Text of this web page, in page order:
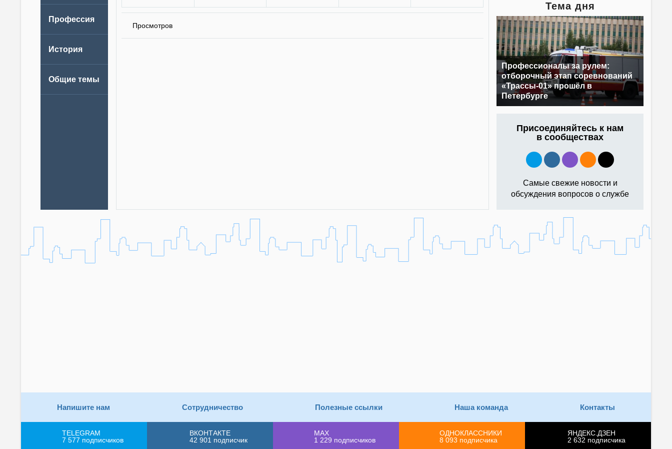
Просмотров
Тема дня
Профессионалы за рулем:
отборочный этап соревнований
«Трассы-01» прошёл в
Петербурге
Присоединяйтесь к нам
в сообществах
Самые свежие новости и
обсуждения вопросов о службе
Напишите нам Сотрудничество Полезные ссылки Наша команда Контакты
TELEGRAM
7 577 подписчиков
ВКОНТАКТЕ
42 901 подписчик
MAX
1 229 подписчиков
ОДНОКЛАССНИКИ
8 093 подписчика
ЯНДЕКС.ДЗЕН
2 632 подписчика